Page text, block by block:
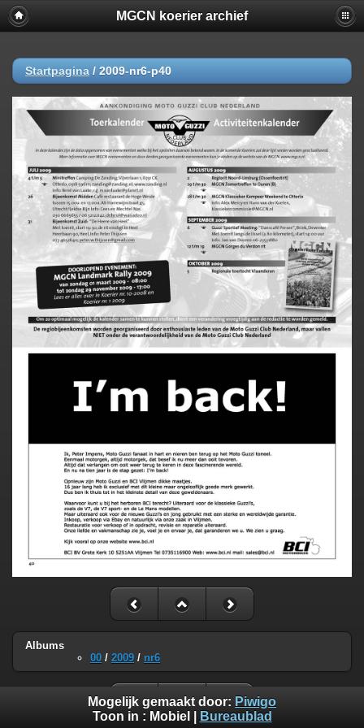
MGCN koerier archief
Startpagina / 2009-nr6-p40
Albums
00 / 2009 / nr6
Mogelijk gemaakt door: Piwigo
Toon in : Mobiel Bureaublad